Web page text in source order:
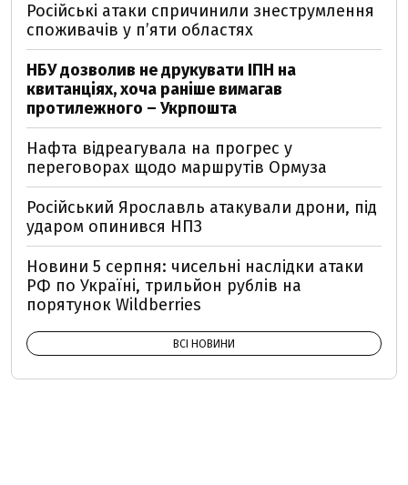
Російські атаки спричинили знеструмлення
споживачів у п’яти областях
НБУ дозволив не друкувати ІПН на
квитанціях, хоча раніше вимагав
протилежного – Укрпошта
Нафта відреагувала на прогрес у
переговорах щодо маршрутів Ормуза
Російський Ярославль атакували дрони, під
ударом опинився НПЗ
Новини 5 серпня: чисельні наслідки атаки
РФ по Україні, трильйон рублів на
порятунок Wildberries
ВСІ НОВИНИ